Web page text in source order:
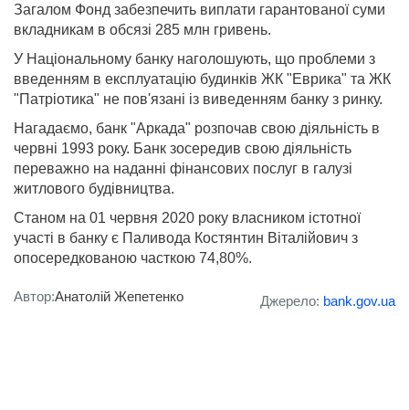
Загалом Фонд забезпечить виплати гарантованої суми
вкладникам в обсязі 285 млн гривень.
У Національному банку наголошують, що проблеми з
введенням в експлуатацію будинків ЖК "Еврика" та ЖК
"Патріотика" не пов'язані із виведенням банку з ринку.
Нагадаємо, банк "Аркада" розпочав свою діяльність в
червні 1993 року. Банк зосередив свою діяльність
переважно на наданні фінансових послуг в галузі
житлового будівництва.
Станом на 01 червня 2020 року власником істотної
участі в банку є Паливода Костянтин Віталійович з
опосередкованою часткою 74,80%.
Автор:Анатолій Жепетенко Джерело: bank.gov.ua